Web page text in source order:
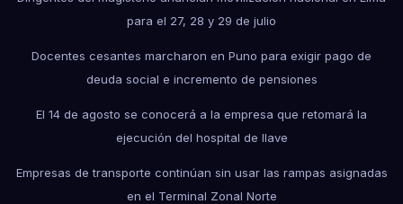
para el 27, 28 y 29 de julio
Docentes cesantes marcharon en Puno para exigir pago de
deuda social e incremento de pensiones
El 14 de agosto se conocerá a la empresa que retomará la
ejecución del hospital de Ilave
Empresas de transporte continúan sin usar las rampas asignadas
en el Terminal Zonal Norte